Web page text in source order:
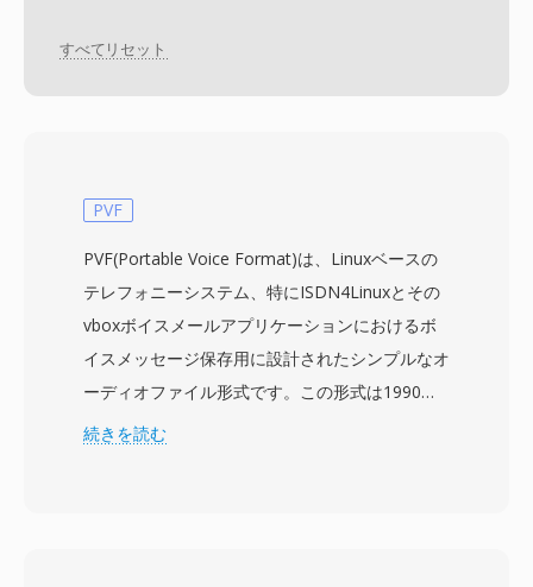
すべてリセット
PVF
PVF(Portable Voice Format)は、Linuxベースの
テレフォニーシステム、特にISDN4Linuxとその
vboxボイスメールアプリケーションにおけるボ
イスメッセージ保存用に設計されたシンプルなオ
ーディオファイル形式です。この形式は1990年
代後半のヨーロッパのISDNエコシステムから生
続きを読む